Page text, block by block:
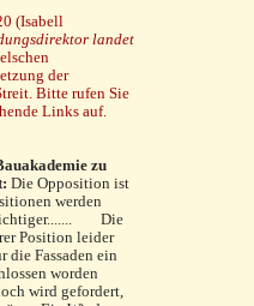
(Isabell
landet
der
Bitte rufen Sie
Links auf.
zu
Die Opposition ist
werden
richtiger....... Die
Position leider
die Fas­saden ein
worden
wird gefordert,